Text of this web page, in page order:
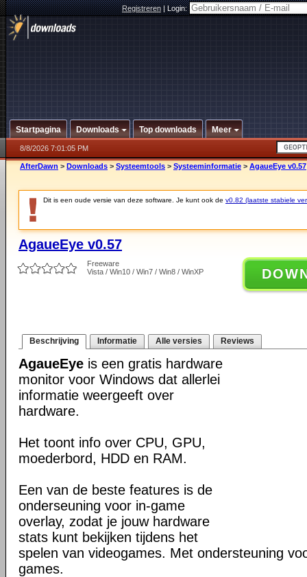
Registreren|Login:
Startpagina Downloads Top downloads Meer
8/8/2026 7:01:05 PM
AfterDawn > Downloads > Systeemtools > Systeeminformatie > AgaueEye v0.57
Dit is een oude versie van deze software. Je kunt ook de v0.82 (laatste stabiele
AgaueEye v0.57
Freeware
Vista / Win10 / Win7 / Win8 / WinXP
Beschrijving Informatie Alle versies Reviews
AgaueEye is een gratis hardware
monitor voor Windows dat allerlei
informatie weergeeft over
hardware.
Het toont info over CPU, GPU,
moederbord, HDD en RAM.
Een van de beste features is de
onderseuning voor in-game
overlay, zodat je jouw hardware
stats kunt bekijken tijdens het
spelen van videogames. Met ondersteuning
games.